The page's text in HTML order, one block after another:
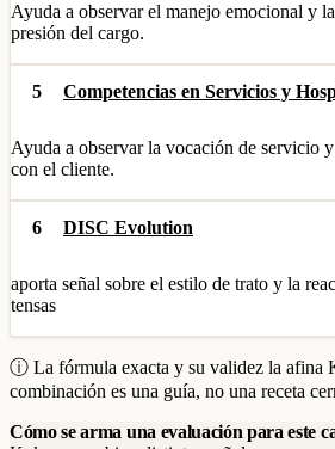
Ayuda a observar el manejo emocional y
presión del cargo.
5 Competencias en Servicios y
Ayuda a observar la vocación de servicio
con el cliente.
6 DISC Evolution
aporta señal sobre el estilo de trato y la
tensas
ⓘ La fórmula exacta y su validez la afina
combinación es una guía, no una receta
Cómo se arma una evaluación para este